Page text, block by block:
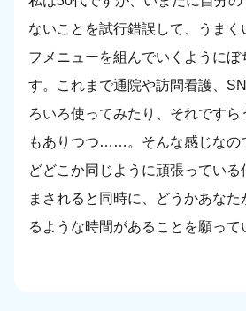
ないことを試行錯誤して、うま
フメニューを組んでいくようにぼ
す。これまで通院や訪問看護、
ろいろ使ってみたり、それです
もありつつ……。そんな感じなの
どどこか同じように頑張ってい
まされると同時に、どうかあな
るような時間があることを願って